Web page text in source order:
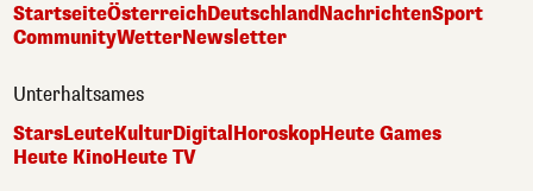
StartseiteÖsterreichDeutschlandNachrichtenSport
CommunityWetterNewsletter
Unterhaltsames
StarsLeuteKulturDigitalHoroskopHeute Games
Heute KinoHeute TV